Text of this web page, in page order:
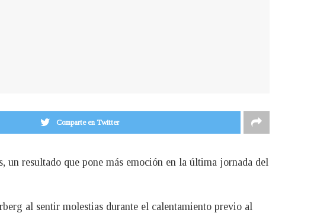
Comparte en Twitter
resultado que pone más emoción en la última jornada del
al sentir molestias durante el calentamiento previo al